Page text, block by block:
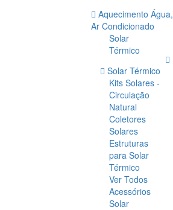
Aquecimento Água,
Ar Condicionado
Solar
Térmico
Solar Térmico
Kits Solares -
Circulação
Natural
Coletores
Solares
Estruturas
para Solar
Térmico
Ver Todos
Acessórios
Solar